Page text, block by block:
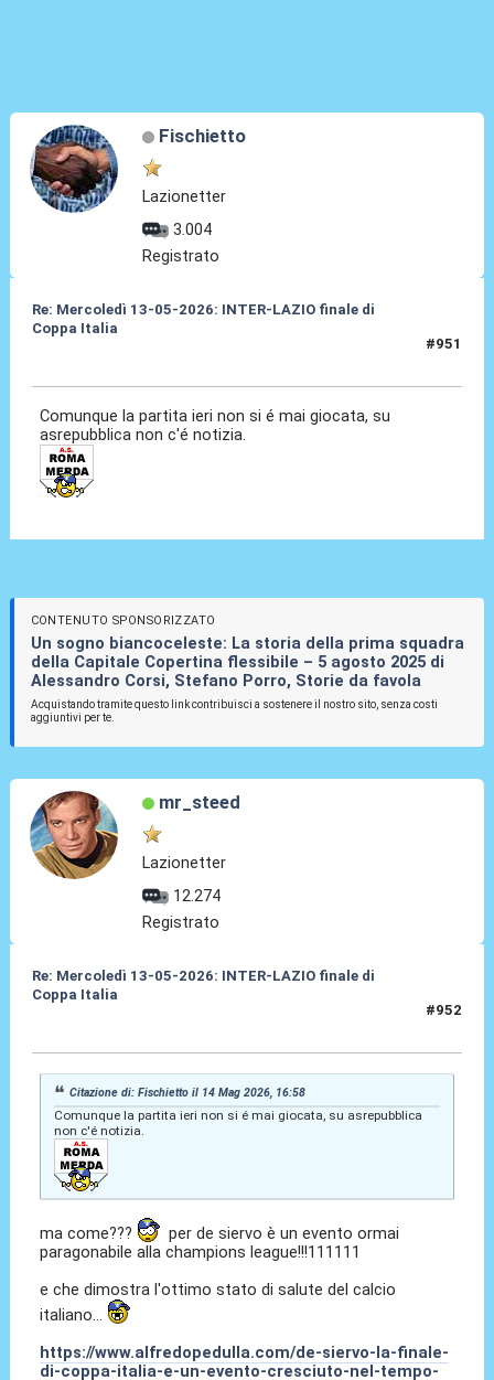
Fischietto
Lazionetter
3.004
Registrato
Re: Mercoledì 13-05-2026: INTER-LAZIO finale di
Coppa Italia
#951
Comunque la partita ieri non si é mai giocata, su
asrepubblica non c'é notizia.
CONTENUTO SPONSORIZZATO
Un sogno biancoceleste: La storia della prima squadra
della Capitale Copertina flessibile – 5 agosto 2025 di
Alessandro Corsi, Stefano Porro, Storie da favola
Acquistando tramite questo link contribuisci a sostenere il nostro sito, senza costi
aggiuntivi per te.
mr_steed
Lazionetter
12.274
Registrato
Re: Mercoledì 13-05-2026: INTER-LAZIO finale di
Coppa Italia
#952
Citazione di: Fischietto il 14 Mag 2026, 16:58
Comunque la partita ieri non si é mai giocata, su asrepubblica
non c'é notizia.
ma come???
per de siervo è un evento ormai
paragonabile alla champions league!!!111111
e che dimostra l'ottimo stato di salute del calcio
italiano...
https://www.alfredopedulla.com/de-siervo-la-finale-
di-coppa-italia-e-un-evento-cresciuto-nel-tempo-